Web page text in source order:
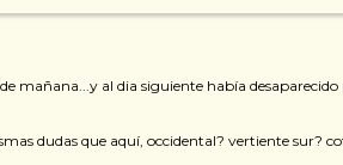
mañana...y al dia siguiente había
dudas que aquí, occidental? vertiente sur?